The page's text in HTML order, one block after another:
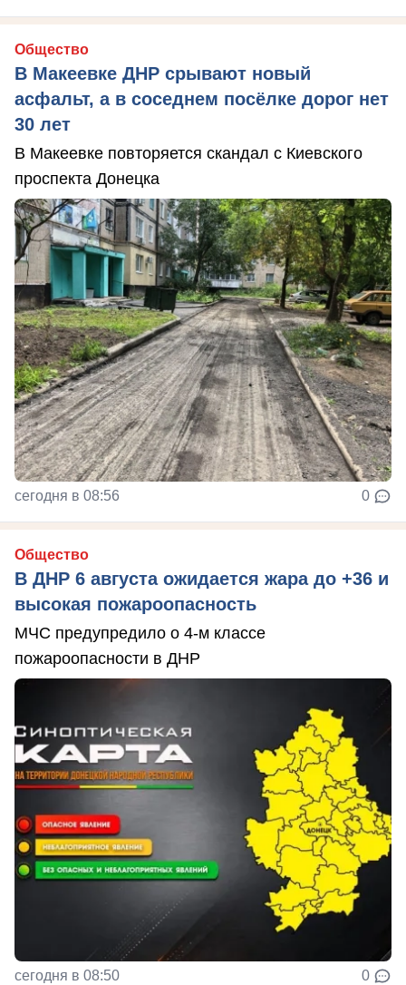
Общество
В Макеевке ДНР срывают новый
асфальт, а в соседнем посёлке дорог нет
30 лет
В Макеевке повторяется скандал с Киевского
проспекта Донецка
сегодня в 08:56 0
Общество
В ДНР 6 августа ожидается жара до +36 и
высокая пожароопасность
МЧС предупредило о 4-м классе
пожароопасности в ДНР
сегодня в 08:50 0